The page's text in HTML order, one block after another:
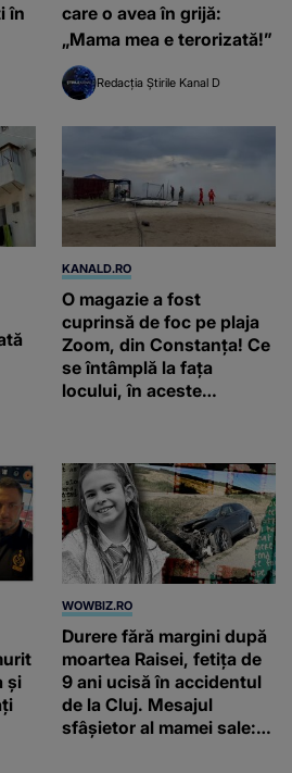
în
care o avea în grijă:
„Mama mea e terorizată!”
Redacția Știrile Kanal D
KANALD.RO
O magazie a fost
cuprinsă de foc pe plaja
Zoom, din Constanța! Ce
se întâmplă la fața
locului, în aceste
și
WOWBIZ.RO
Durere fără margini după
moartea Raisei, fetița de
9 ani ucisă în accidentul
de la Cluj. Mesajul
sfâșietor al mamei sale: